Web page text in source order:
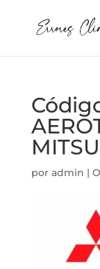
por admin |